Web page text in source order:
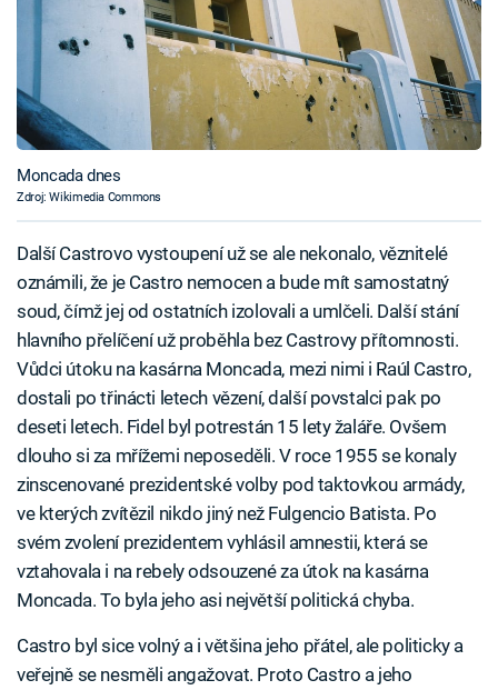
Moncada dnes
Zdroj: Wikimedia Commons
Další Castrovo vystoupení už se ale nekonalo, věznitelé
oznámili, že je Castro nemocen a bude mít samostatný
soud, čímž jej od ostatních izolovali a umlčeli. Další stání
hlavního přelíčení už proběhla bez Castrovy přítomnosti.
Vůdci útoku na kasárna Moncada, mezi nimi i Raúl Castro,
dostali po třinácti letech vězení, další povstalci pak po
deseti letech. Fidel byl potrestán 15 lety žaláře. Ovšem
dlouho si za mřížemi neposeděli. V roce 1955 se konaly
zinscenované prezidentské volby pod taktovkou armády,
ve kterých zvítězil nikdo jiný než Fulgencio Batista. Po
svém zvolení prezidentem vyhlásil amnestii, která se
vztahovala i na rebely odsouzené za útok na kasárna
Moncada. To byla jeho asi největší politická chyba.
Castro byl sice volný a i většina jeho přátel, ale politicky a
veřejně se nesměli angažovat. Proto Castro a jeho